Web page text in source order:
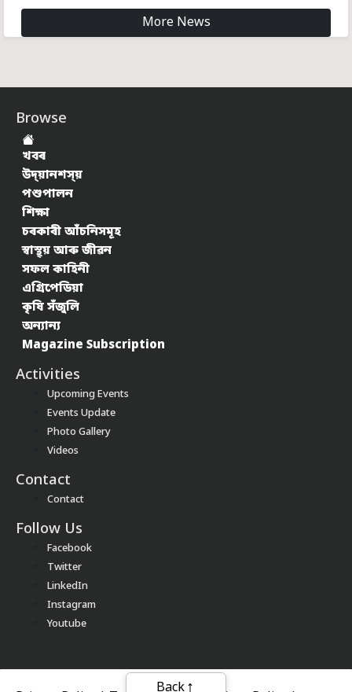
More News
Browse
খবৰ
উদ্য়ানশস্য়
পশুপালন
শিক্ষা
চৰকাৰী আঁচনিসমূহ
স্বাস্থ্য় আৰু জীৱন
সফল কাহিনী
এগ্ৰিপেডিয়া
কৃষি সঁজুলি
অন্যান্য
Magazine Subscription
Activities
Upcoming Events
Events Update
Photo Gallery
Videos
Contact
Contact
Follow Us
Facebook
Twitter
LinkedIn
Instagram
Youtube
Back